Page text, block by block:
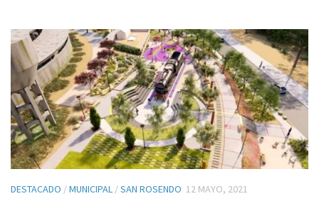
DESTACADO /MUNICIPAL /SAN ROSENDO 12 MAYO, 2021